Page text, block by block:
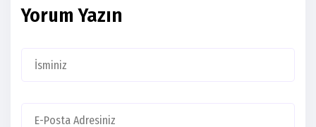
Yorum Yazın